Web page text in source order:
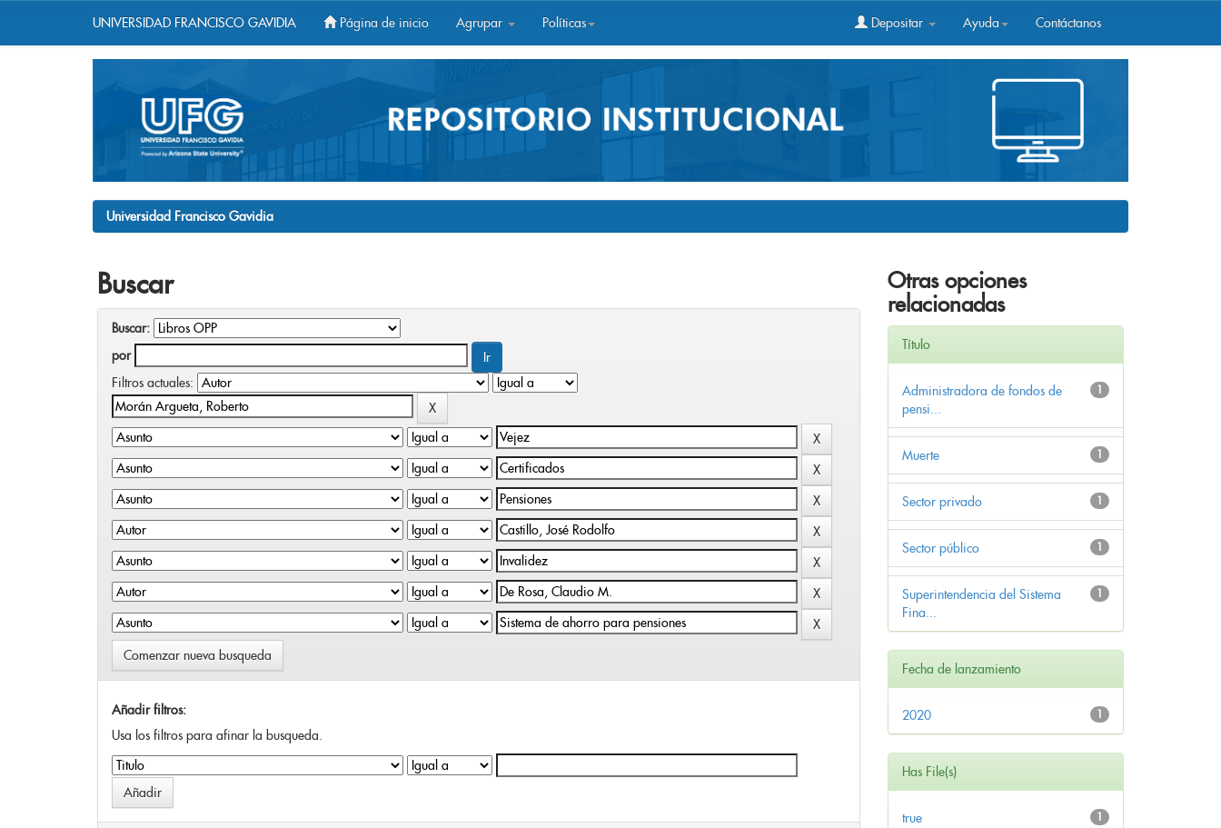
UNIVERSIDAD FRANCISCO GAVIDIA Página de inicio Agrupar Políticas Depositar Ayuda Contáctanos
Universidad Francisco Gavidia
Buscar
Buscar:
por
Filtros actuales:
Comenzar nueva busqueda
Añadir filtros:
Usa los filtros para afinar la busqueda.
Otras opciones
relacionadas
Título
1
Administradora de fondos de
pensi...
1
Muerte
1
Sector privado
1
Sector público
1
Superintendencia del Sistema
Fina...
Fecha de lanzamiento
1
2020
Has File(s)
1
true